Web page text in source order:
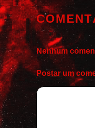
Nenhum
Postar um